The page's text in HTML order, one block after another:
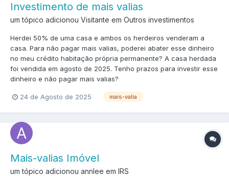
Investimento de mais valias
um tópico adicionou Visitante em Outros investimentos
Herdei 50% de uma casa e ambos os herdeiros venderam a
casa. Para não pagar mais valias, poderei abater esse dinheiro
no meu crédito habitação própria permanente? A casa herdada
foi vendida em agosto de 2025. Tenho prazos para investir esse
dinheiro e não pagar mais valias?
24 de Agosto de 2025 mais-valia
Mais-valias Imóvel
um tópico adicionou annlee em IRS